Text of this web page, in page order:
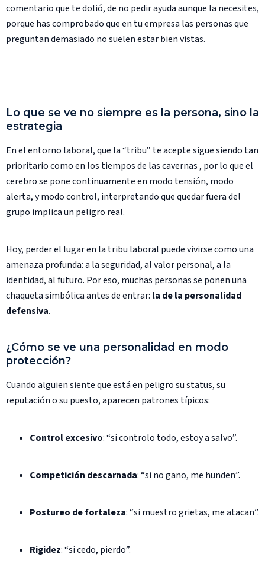
comentario que te dolió, de no pedir ayuda aunque la necesites,
porque has comprobado que en tu empresa las personas que
preguntan demasiado no suelen estar bien vistas.
Lo que se ve no siempre es la persona, sino la
estrategia
En el entorno laboral, que la “tribu” te acepte sigue siendo tan
prioritario como en los tiempos de las cavernas , por lo que el
cerebro se pone continuamente en modo tensión, modo
alerta, y modo control, interpretando que quedar fuera del
grupo implica un peligro real.
Hoy, perder el lugar en la tribu laboral puede vivirse como una
amenaza profunda: a la seguridad, al valor personal, a la
identidad, al futuro. Por eso, muchas personas se ponen una
chaqueta simbólica antes de entrar: la de la personalidad
defensiva.
¿Cómo se ve una personalidad en modo
protección?
Cuando alguien siente que está en peligro su status, su
reputación o su puesto, aparecen patrones típicos:
Control excesivo: “si controlo todo, estoy a salvo”.
Competición descarnada: “si no gano, me hunden”.
Postureo de fortaleza: “si muestro grietas, me atacan”.
Rigidez: “si cedo, pierdo”.